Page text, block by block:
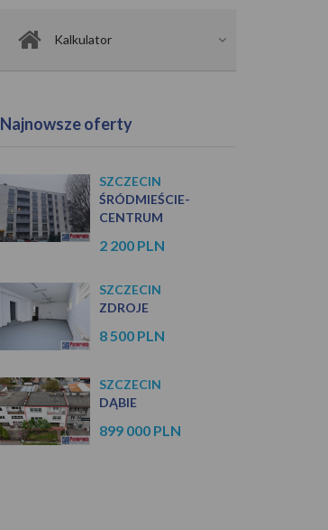
Kalkulator
Najnowsze oferty
SZCZECIN
ŚRÓDMIEŚCIE-
CENTRUM
2 200 PLN
SZCZECIN
ZDROJE
8 500 PLN
SZCZECIN
DĄBIE
899 000 PLN